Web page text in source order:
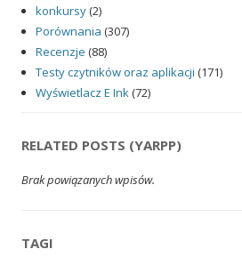
konkursy(2)
Porównania (307)
Recenzje (88)
Testy czytników oraz aplikacji (171)
Wyświetlacz E Ink(72)
RELATED POSTS (YARPP)
Brak powiązanych wpisów.
TAGI